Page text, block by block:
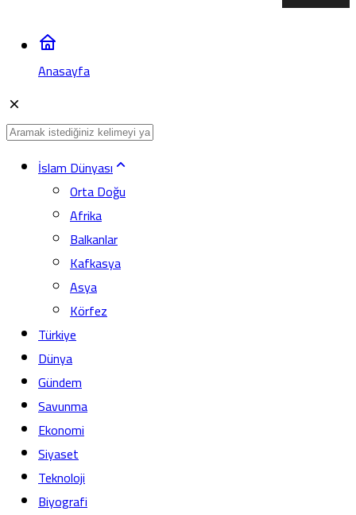
Anasayfa
İslam Dünyası
Orta Doğu
Afrika
Balkanlar
Kafkasya
Asya
Körfez
Türkiye
Dünya
Gündem
Savunma
Ekonomi
Siyaset
Teknoloji
Biyografi